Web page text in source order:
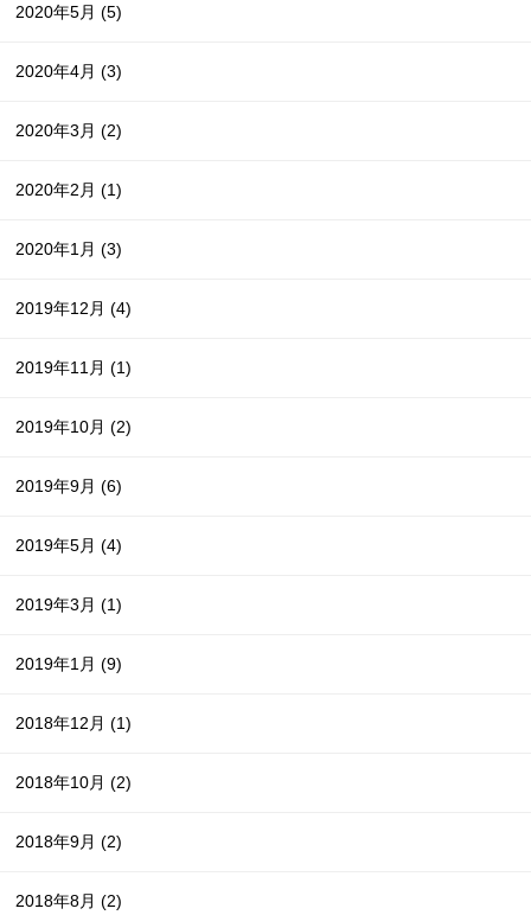
2020年5月(5)
2020年4月(3)
2020年3月(2)
2020年2月(1)
2020年1月(3)
2019年12月(4)
2019年11月(1)
2019年10月(2)
2019年9月(6)
2019年5月(4)
2019年3月(1)
2019年1月(9)
2018年12月(1)
2018年10月(2)
2018年9月(2)
2018年8月(2)